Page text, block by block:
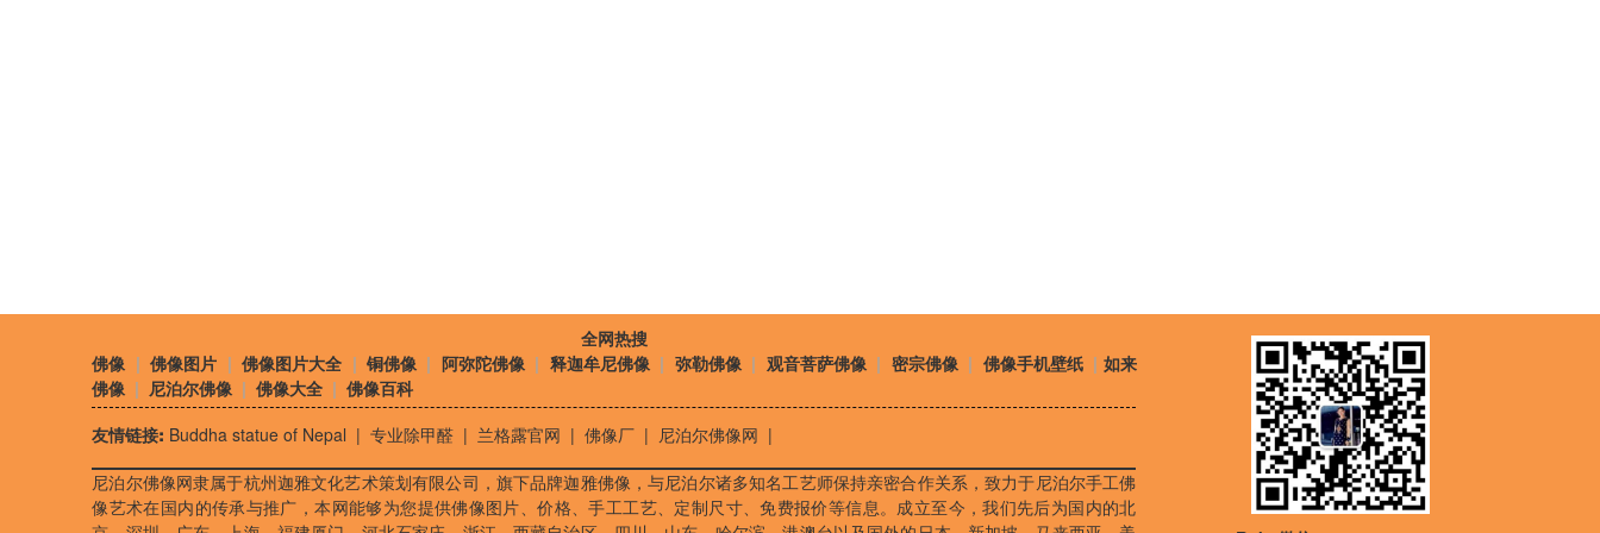
全网热搜
佛像 | 佛像图片 | 佛像图片大全 | 铜佛像 | 阿弥陀佛像 | 释迦牟尼佛像 | 弥勒佛像 | 观音菩萨佛像 | 密宗佛像 | 佛像手机壁纸 | 如来
佛像 | 尼泊尔佛像 |佛像大全 |佛像百科
友情链接: Buddha statue of Nepal |专业除甲醛 | 兰格露官网 |佛像厂 | 尼泊尔佛像网 |
尼泊尔佛像网隶属于杭州迦雅文化艺术策划有限公司，旗下品牌迦雅佛像，与尼泊尔诸多知名工艺师保持亲密合作关系，致力于尼泊尔手工佛
像艺术在国内的传承与推广，本网能够为您提供佛像图片、价格、手工工艺、定制尺寸、免费报价等信息。成立至今，我们先后为国内的北